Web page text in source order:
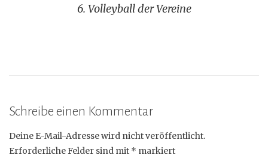
6. Volleyball der Vereine
Schreibe einen Kommentar
Deine E-Mail-Adresse wird nicht veröffentlicht.
Erforderliche Felder sind mit * markiert